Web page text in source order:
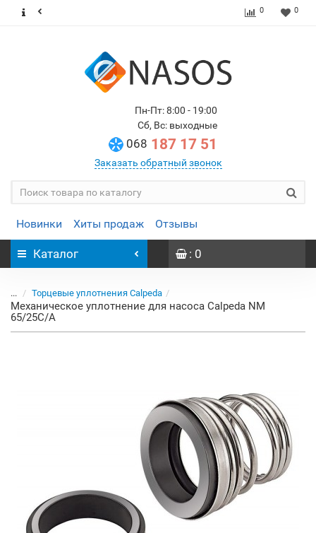
0 0
Пн-Пт: 8:00 - 19:00
Сб, Вс: выходные
068 187 17 51
Заказать обратный звонок
Новинки Хиты продаж Отзывы
Каталог : 0
... Торцевые уплотнения Calpeda
Механическое уплотнение для насоса Calpeda NM
65/25C/A